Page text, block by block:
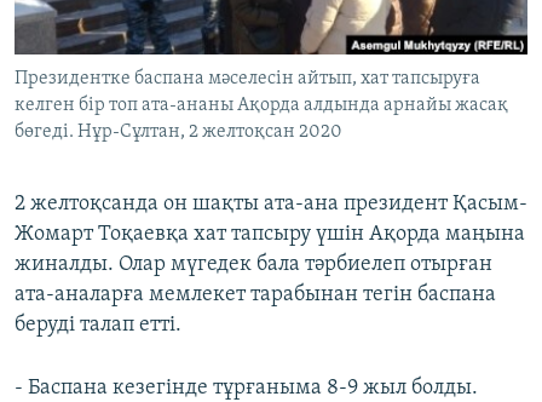
Басқа тілдерде
Президентке баспана мәселесін айтып, хат тапсыруға
келген бір топ ата-ананы Ақорда алдында арнайы жасақ
бөгеді. Нұр-Сұлтан, 2 желтоқсан 2020
2 желтоқсанда он шақты ата-ана президент Қасым-
Жомарт Тоқаевқа хат тапсыру үшін Ақорда маңына
жиналды. Олар мүгедек бала тәрбиелеп отырған
ата-аналарға мемлекет тарабынан тегін баспана
беруді талап етті.
- Баспана кезегінде тұрғаныма 8-9 жыл болды.